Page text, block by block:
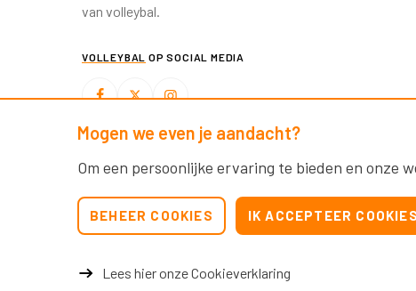
van volleybal.
VOLLEYBAL OP SOCIAL MEDIA
Mogen we even je aandacht?
Om een persoonlijke ervaring te bieden en onze
BEHEER COOKIES IK ACCEPTEER COOKIES
Lees hier onze Cookieverklaring